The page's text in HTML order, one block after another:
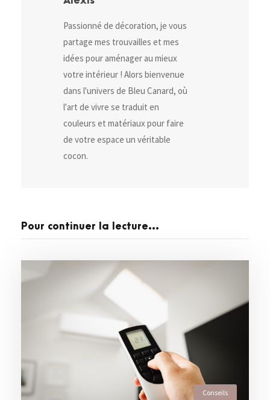
Passionné de décoration, je vous
partage mes trouvailles et mes
idées pour aménager au mieux
votre intérieur ! Alors bienvenue
dans l'univers de Bleu Canard, où
l'art de vivre se traduit en
couleurs et matériaux pour faire
de votre espace un véritable
cocon.
Pour continuer la lecture...
Conseils